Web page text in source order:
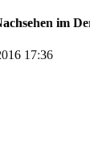
im
17:36